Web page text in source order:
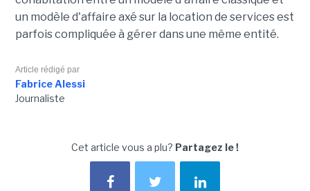
un modèle d'affaire axé sur la location de services est
parfois compliquée à gérer dans une même entité.
Article rédigé par
Fabrice Alessi
Journaliste
Cet article vous a plu? Partagez le !